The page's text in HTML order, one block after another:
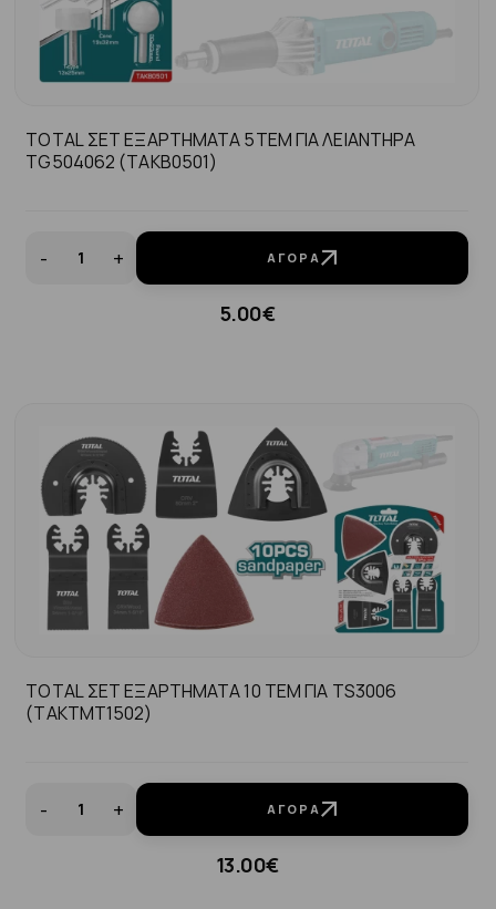
TOTAL ΣΕΤ ΕΞΑΡΤΗΜΑΤΑ 5ΤΕΜ ΓΙΑ ΛΕΙΑΝΤΗΡΑ
TG504062 (TAKB0501)
- + ΑΓΟΡΆ
5.00€
TOTAL ΣΕΤ ΕΞΑΡΤΗΜΑΤΑ 10 ΤΕΜ ΓΙΑ TS3006
(TAKTMT1502)
- + ΑΓΟΡΆ
13.00€